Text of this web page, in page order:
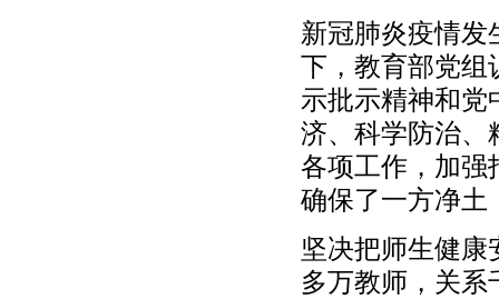
新冠肺炎疫情发
下，教育部党组
示批示精神和党
济、科学防治、
各项工作，加强
确保了一方净土
坚决把师生健康
多万教师，关